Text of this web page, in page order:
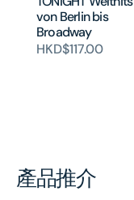
von Berlin bis
Broadway
HKD$117.00
產品推介